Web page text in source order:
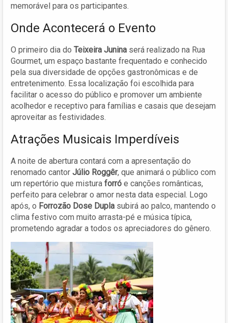
memorável para os participantes.
Onde Acontecerá o Evento
O primeiro dia do Teixeira Junina será realizado na Rua
Gourmet, um espaço bastante frequentado e conhecido
pela sua diversidade de opções gastronômicas e de
entretenimento. Essa localização foi escolhida para
facilitar o acesso do público e promover um ambiente
acolhedor e receptivo para famílias e casais que desejam
aproveitar as festividades.
Atrações Musicais Imperdíveis
A noite de abertura contará com a apresentação do
renomado cantor Júlio Roggêr, que animará o público com
um repertório que mistura forró e canções românticas,
perfeito para celebrar o amor nesta data especial. Logo
após, o Forrozão Dose Dupla subirá ao palco, mantendo o
clima festivo com muito arrasta-pé e música típica,
prometendo agradar a todos os apreciadores do gênero.